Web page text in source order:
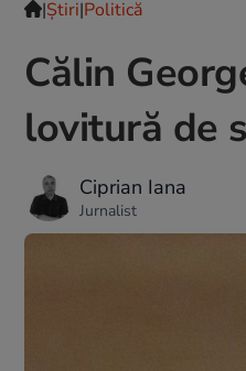
|Ştiri|Politică
Călin
lovitură de
Ciprian Iana
Jurnalist